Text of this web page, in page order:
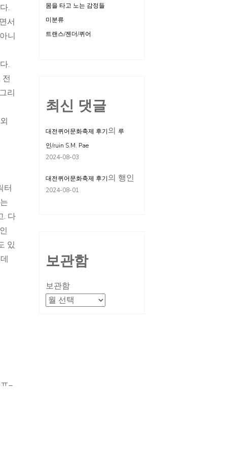
.
서
니
.
전
리
터
. 다
있
_
몸을 타고 노는 감정들
미분류
트랜스/젠더/퀴어
최신 댓글
대전퀴어문화축제 후기의 루
인/ruin S.M. Pae
2024-08-03
대전퀴어문화축제 후기의 행인
2024-08-01
보관함
보관함